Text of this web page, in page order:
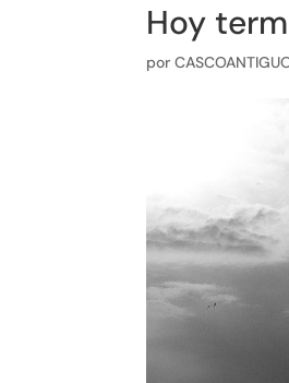
Hoy
por